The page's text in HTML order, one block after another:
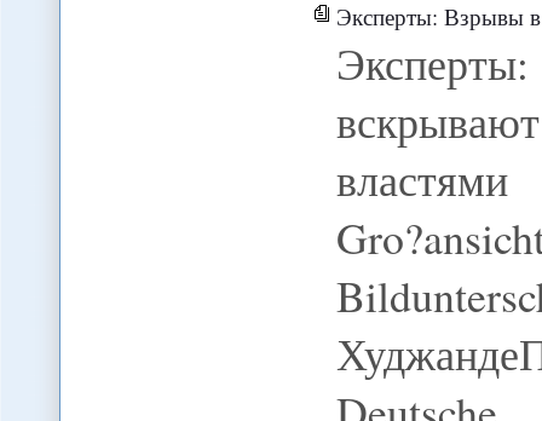
Эксперты: Взрывы в